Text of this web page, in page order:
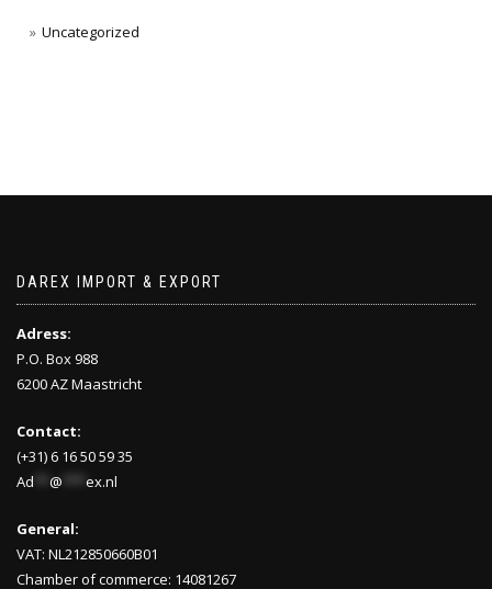
Uncategorized
DAREX IMPORT & EXPORT
Adress:
P.O. Box 988
6200 AZ Maastricht
Contact:
(+31) 6 16 50 59 35
Ad
@ ex.nl
General:
VAT: NL212850660B01
Chamber of commerce: 14081267